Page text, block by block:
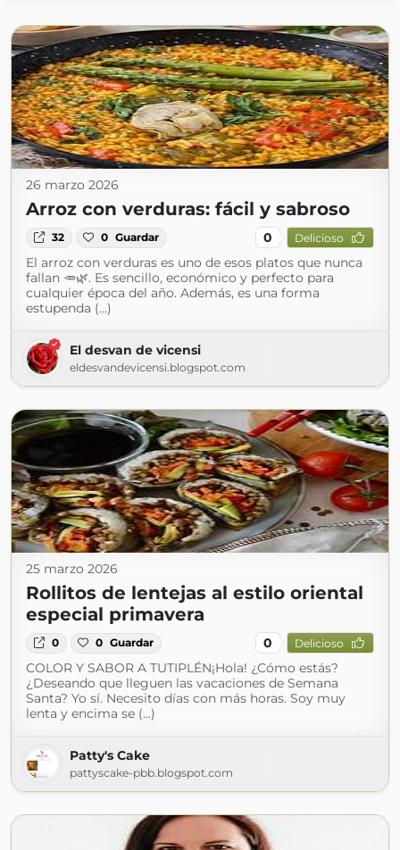
26 marzo 2026
Arroz con verduras: fácil y sabroso
32 0 Guardar 0 Delicioso
El arroz con verduras es uno de esos platos que nunca
fallan 🥕🌿. Es sencillo, económico y perfecto para
cualquier época del año. Además, es una forma
estupenda (...)
El desvan de vicensi
eldesvandevicensi.blogspot.com
25 marzo 2026
Rollitos de lentejas al estilo oriental
especial primavera
0 0 Guardar 0 Delicioso
COLOR Y SABOR A TUTIPLÉN¡Hola! ¿Cómo estás?
¿Deseando que lleguen las vacaciones de Semana
Santa? Yo sí. Necesito días con más horas. Soy muy
lenta y encima se (...)
Patty's Cake
pattyscake-pbb.blogspot.com